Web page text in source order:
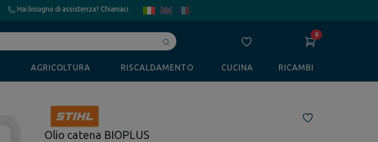
Hai bisogno di assistenza? Chiamaci
Avvia
ricerca
0
AGRICOLTURA RISCALDAMENTO CUCINA RICAMBI
Olio catena BIOPLUS